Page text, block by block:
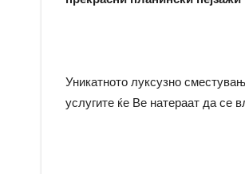
Уникатното луксузно
услугите ќе Ве натераат да се